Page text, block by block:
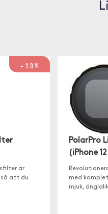
-13%
är
så att du
PolarPro
(iPhone
med
mjuk,